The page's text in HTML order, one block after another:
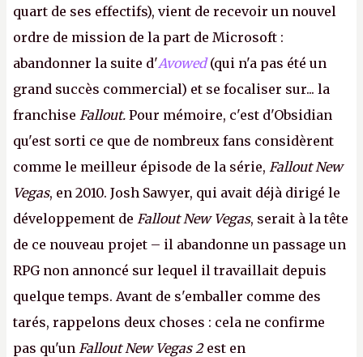
quart de ses effectifs), vient de recevoir un nouvel
ordre de mission de la part de Microsoft :
abandonner la suite d'Avowed(qui n'a pas été un
grand succès commercial) et se focaliser sur... la
franchise Fallout. Pour mémoire, c'est d'Obsidian
qu'est sorti ce que de nombreux fans considèrent
comme le meilleur épisode de la série, Fallout New
Vegas, en 2010. Josh Sawyer, qui avait déjà dirigé le
développement de Fallout New Vegas, serait à la tête
de ce nouveau projet – il abandonne un passage un
RPG non annoncé sur lequel il travaillait depuis
quelque temps. Avant de s'emballer comme des
tarés, rappelons deux choses : cela ne confirme
pas qu'un Fallout New Vegas 2est en